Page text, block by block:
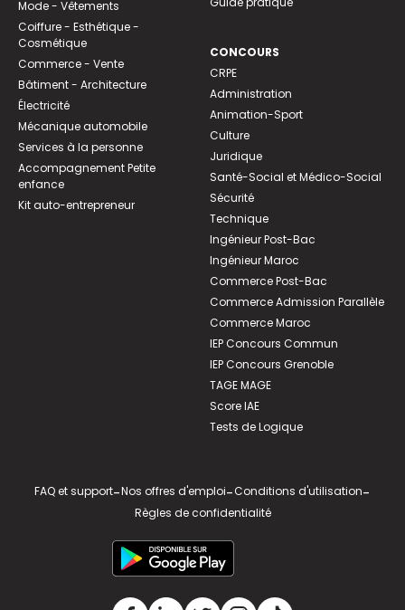
Mode - Vêtements
Coiffure - Esthétique -
Cosmétique
Commerce - Vente
Bâtiment - Architecture
Électricité
Mécanique automobile
Services à la personne
Accompagnement Petite
enfance
Kit auto-entrepreneur
CONCOURS
CRPE
Administration
Animation-Sport
Culture
Juridique
Santé-Social et Médico-Social
Sécurité
Technique
Ingénieur Post-Bac
Ingénieur Maroc
Commerce Post-Bac
Commerce Admission Parallèle
Commerce Maroc
IEP Concours Commun
IEP Concours Grenoble
TAGE MAGE
Score IAE
Tests de Logique
FAQ et support-Nos offres d'emploi-Conditions d'utilisation-
Règles de confidentialité